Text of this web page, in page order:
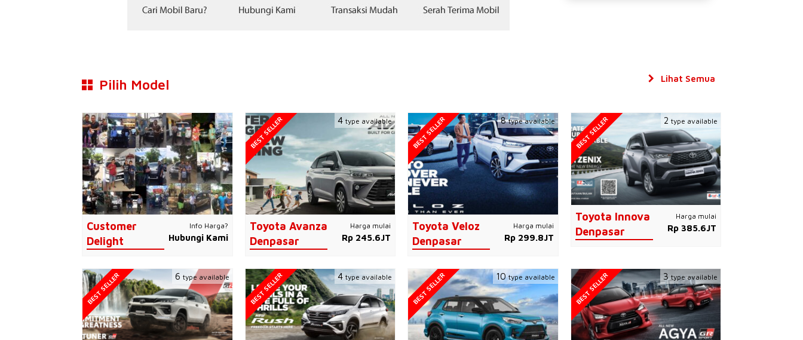
Pilih Model
Customer
Delight
Info Harga?
Hubungi Kami
Toyota Avanza
Denpasar
Harga mulai
Rp 245.6JT
BEST SELLER 4 type available
Toyota Veloz
Denpasar
Harga mulai
Rp 299.8JT
BEST SELLER 8type available
Toyota Innova
Denpasar
Harga mulai
Rp 385.6JT
BEST SELLER 2 type available
BEST SELLER 6 type available BEST SELLER 4 type available BEST SELLER 10type available BEST SELLER 3type available
Lihat Semua